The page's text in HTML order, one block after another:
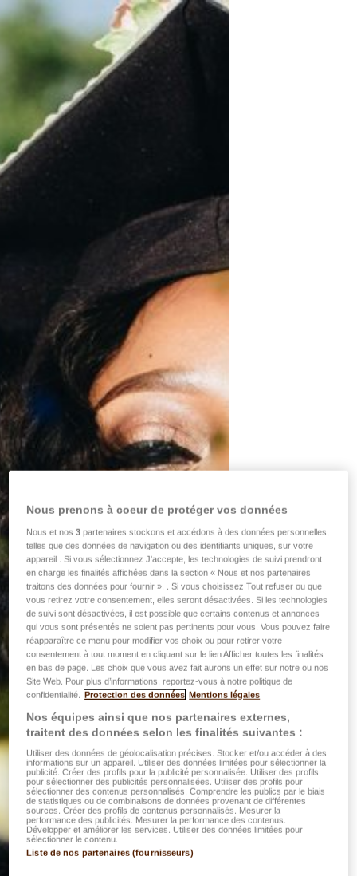
Nous prenons à coeur de protéger vos données
Nous et nos3 partenaires stockons et accédons à des données personnelles,
telles que des données de navigation ou des identifiants uniques, sur votre
appareil . Si vous sélectionnez J'accepte, les technologies de suivi prendront
en charge les finalités affichées dans la section « Nous et nos partenaires
traitons des données pour fournir ». . Si vous choisissez Tout refuser ou que
vous retirez votre consentement, elles seront désactivées. Si les technologies
de suivi sont désactivées, il est possible que certains contenus et annonces
qui vous sont présentés ne soient pas pertinents pour vous. Vous pouvez faire
réapparaître ce menu pour modifier vos choix ou pour retirer votre
consentement à tout moment en cliquant sur le lien Afficher toutes les finalités
en bas de page. Les choix que vous avez fait aurons un effet sur notre ou nos
Site Web. Pour plus d’informations, reportez-vous à notre politique de
confidentialité.
Protection des données Mentions légales
Nos équipes ainsi que nos partenaires externes,
traitent des données selon les finalités suivantes :
Utiliser des données de géolocalisation précises. Stocker et/ou accéder à des
informations sur un appareil. Utiliser des données limitées pour sélectionner la
publicité. Créer des profils pour la publicité personnalisée. Utiliser des profils
pour sélectionner des publicités personnalisées. Utiliser des profils pour
sélectionner des contenus personnalisés. Comprendre les publics par le biais
de statistiques ou de combinaisons de données provenant de différentes
sources. Créer des profils de contenus personnalisés. Mesurer la
performance des publicités. Mesurer la performance des contenus.
Développer et améliorer les services. Utiliser des données limitées pour
sélectionner le contenu.
Liste de nos partenaires (fournisseurs)